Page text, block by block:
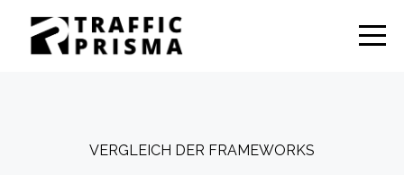
VERGLEICH DER FRAMEWORKS